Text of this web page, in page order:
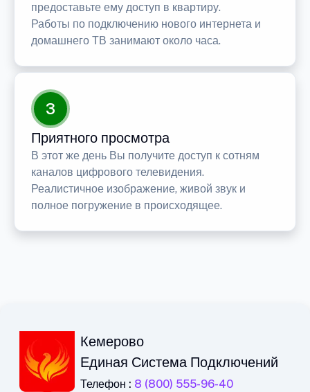
предоставьте ему доступ в квартиру.
Работы по подключению нового интернета и
домашнего ТВ занимают около часа.
3
Приятного просмотра
В этот же день Вы получите доступ к сотням
каналов цифрового телевидения.
Реалистичное изображение, живой звук и
полное погружение в происходящее.
Кемерово
Единая Система Подключений
Телефон : 8 (800) 555-96-40